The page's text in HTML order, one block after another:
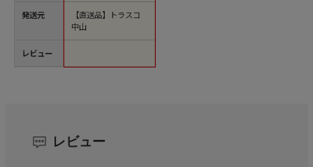
発送元
レビュー
【直送品】トラスコ
中山
レビュー